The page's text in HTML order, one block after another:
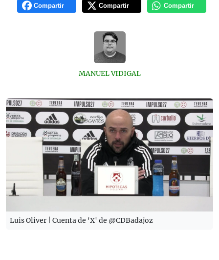
Compartir Compartir Compartir
MANUEL VIDIGAL
Luis Oliver | Cuenta de 'X' de @CDBadajoz